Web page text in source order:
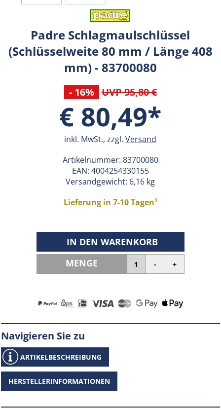
Padre Schlagmaulschlüssel
(Schlüsselweite 80 mm / Länge 408
mm) - 83700080
- 16% UVP 95,80 €
€ 80,49*
inkl. MwSt., zzgl.Versand
Artikelnummer: 83700080
EAN: 4004254330155
Versandgewicht: 6,16 kg
Lieferung in 7-10 Tagen¹
IN DEN WARENKORB
MENGE
Navigieren Sie zu
ARTIKELBESCHREIBUNG
HERSTELLERINFORMATIONEN